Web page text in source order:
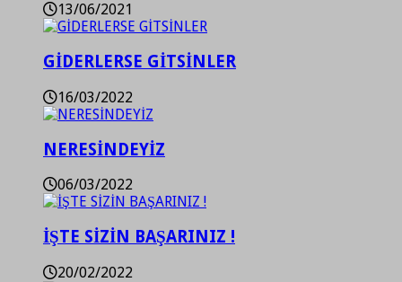
13/06/2021
GİDERLERSE GİTSİNLER
16/03/2022
NERESİNDEYİZ
06/03/2022
İŞTE SİZİN BAŞARINIZ !
20/02/2022